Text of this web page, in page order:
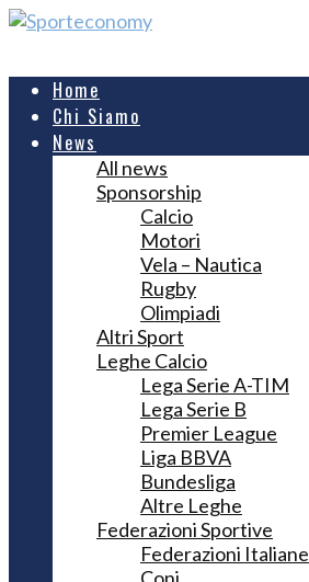
Home
Chi Siamo
News
All news
Sponsorship
Calcio
Motori
Vela – Nautica
Rugby
Olimpiadi
Altri Sport
Leghe Calcio
Lega Serie A-TIM
Lega Serie B
Premier League
Liga BBVA
Bundesliga
Altre Leghe
Federazioni Sportive
Federazioni Italiane